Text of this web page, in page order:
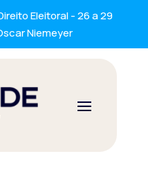
Eleitoral - 26 a 29
Niemeyer